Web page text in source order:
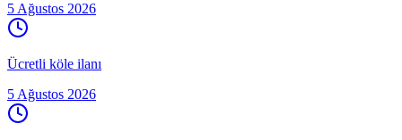
5 Ağustos 2026
Ücretli köle ilanı
5 Ağustos 2026